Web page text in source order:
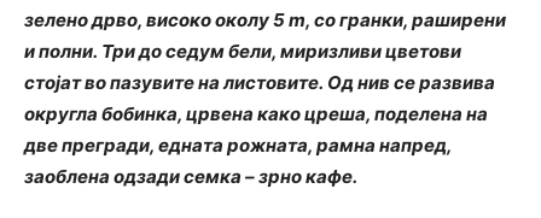
зелено дрво, високо околу 5 m, со гранки, раширени
и полни. Три до седум бели, миризливи цветови
стојат во пазувите на листовите. Од нив се развива
округла бобинка, црвена како цреша, поделена на
две прегради, едната рожната, рамна напред,
заоблена одзади семка – зрно кафе.